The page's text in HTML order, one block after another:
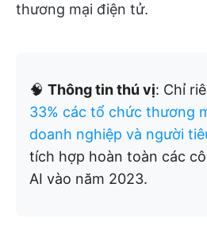
thương mại điện tử.
🧠 Thông tin thú vị: Chỉ
33% các tổ chức thương
doanh nghiệp và người
tích hợp hoàn toàn các
AI vào năm 2023.